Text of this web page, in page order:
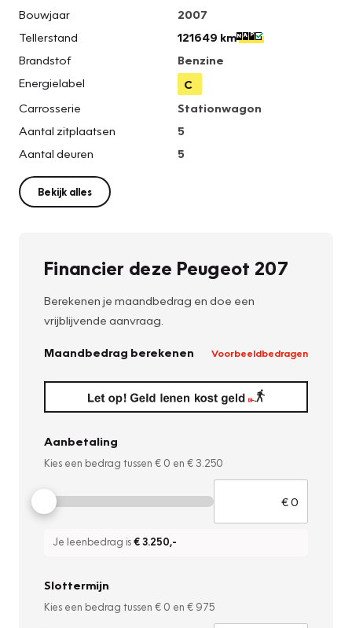
Bouwjaar
2007
Tellerstand
121649 km
Brandstof
Benzine
Energielabel
C
Carrosserie
Stationwagon
Aantal zitplaatsen
5
Aantal deuren
5
Bekijk alles
Financier deze Peugeot 207
Berekenen je maandbedrag en doe een
vrijblijvende aanvraag.
Maandbedrag berekenen Voorbeeldbedragen
Aanbetaling
Kies een bedrag tussen € 0 en € 3.250
Je leenbedrag is€ 3.250,-
Slottermijn
Kies een bedrag tussen € 0 en € 975